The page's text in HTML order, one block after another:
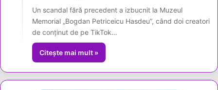
Un scandal fără precedent a izbucnit la Muzeul
Memorial „Bogdan Petriceicu Hasdeu”, când doi creatori
de conținut de pe TikTok…
Citește mai mult »